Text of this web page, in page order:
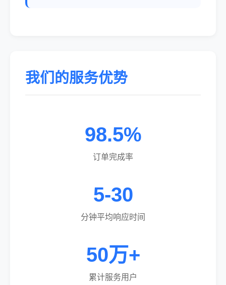
我们的服务优势
98.5%
订单完成率
5-30
分钟平均响应时间
50万+
累计服务用户